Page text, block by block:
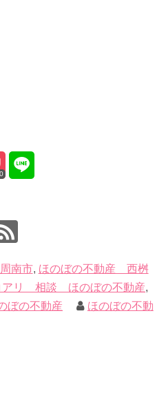
0
南市, ほのぼの不動産 西桝
リ 相談 ほのぼの不動産,
の不動産
ほのぼの不動